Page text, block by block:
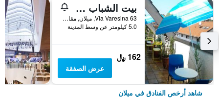
بيت الشباب ستار
Via Varesina 63, ميلان, مقاطعة ميلانو, إيطاليا
5.0 كيلومتر عن وسط المدينة
162 ﷼
عرض الصفقة
شاهد أرخص الفنادق في ميلان